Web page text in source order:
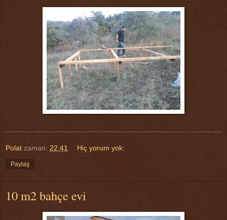
Polat zaman: 22:41 Hiç yorum yok:
Paylaş
10 m2 bahçe evi